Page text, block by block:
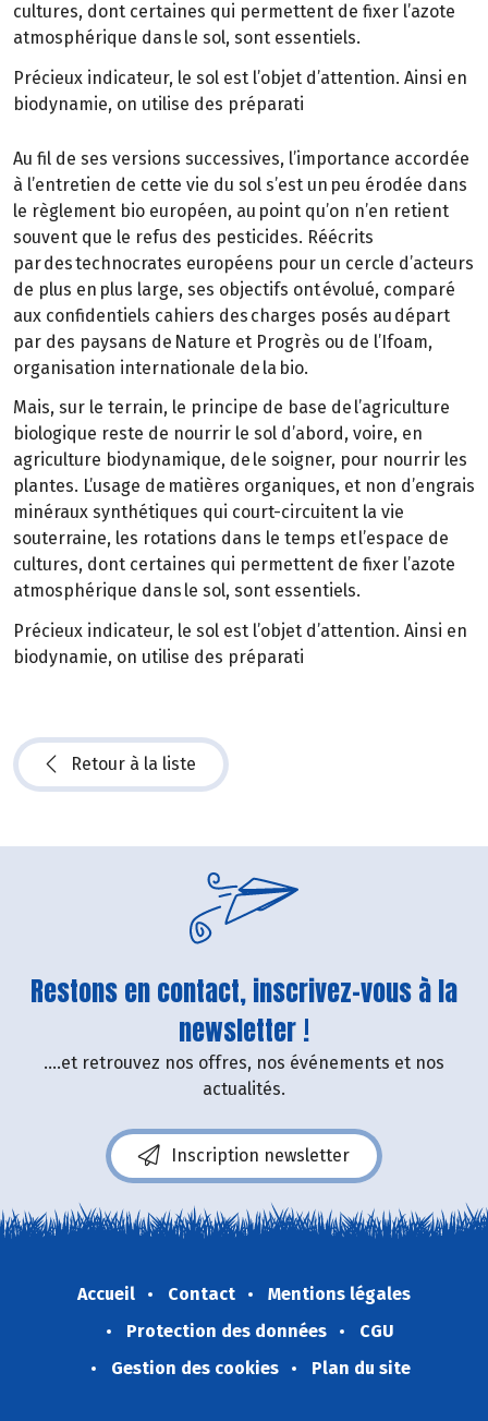
cultures, dont certaines qui permettent de fixer l’azote
atmosphérique dans le sol, sont essentiels.
Précieux indicateur, le sol est l’objet d’attention. Ainsi en
biodynamie, on utilise des préparati
Au fil de ses versions successives, l’importance accordée
à l’entretien de cette vie du sol s’est un peu érodée dans
le règlement bio européen, au point qu’on n’en retient
souvent que le refus des pesticides. Réécrits
par des technocrates européens pour un cercle d’acteurs
de plus en plus large, ses objectifs ont évolué, comparé
aux confidentiels cahiers des charges posés au départ
par des paysans de Nature et Progrès ou de l’Ifoam,
organisation internationale de la bio.
Mais, sur le terrain, le principe de base de l’agriculture
biologique reste de nourrir le sol d’abord, voire, en
agriculture biodynamique, de le soigner, pour nourrir les
plantes. L’usage de matières organiques, et non d’engrais
minéraux synthétiques qui court-circuitent la vie
souterraine, les rotations dans le temps et l’espace de
cultures, dont certaines qui permettent de fixer l’azote
atmosphérique dans le sol, sont essentiels.
Précieux indicateur, le sol est l’objet d’attention. Ainsi en
biodynamie, on utilise des préparati
Retour à la liste
Restons en contact, inscrivez-vous à la
newsletter !
....et retrouvez nos offres, nos événements et nos
actualités.
Inscription newsletter
Accueil Contact
Mentions légales
Protection des données
CGU
Gestion des cookies
Plan du site